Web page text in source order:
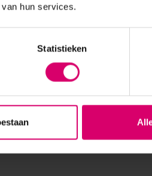
hun services.
Statistieken